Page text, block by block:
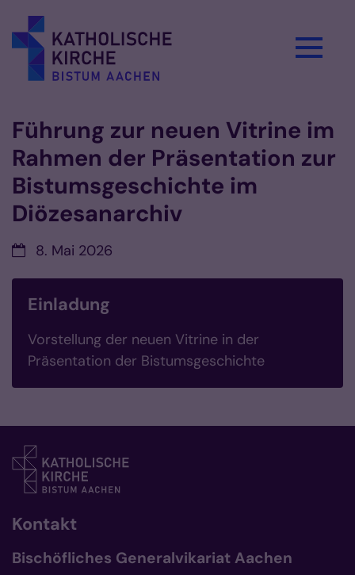
Führung zur neuen Vitrine im
Rahmen der Präsentation zur
Bistumsgeschichte im
Diözesanarchiv
Datum:8. Mai 2026
Einladung
Vorstellung der neuen Vitrine in der
Präsentation der Bistumsgeschichte
Kontakt
Bischöfliches Generalvikariat Aachen